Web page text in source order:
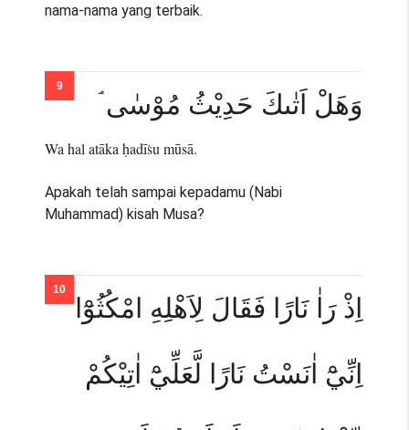
nama-nama yang terbaik.
وَهَلْ اَتٰىكَ حَدِيْثُ مُوْسٰى ۘ
Wa hal atāka ḥadīṡu mūsā.
Apakah telah sampai kepadamu (Nabi
Muhammad) kisah Musa?
اِذْ رَاٰ نَارًا فَقَالَ لِاَهْلِهِ امْكُثُوْٓا
اِنِّيْٓ اٰنَسْتُ نَارًا لَّعَلِّيْٓ اٰتِيْكُمْ